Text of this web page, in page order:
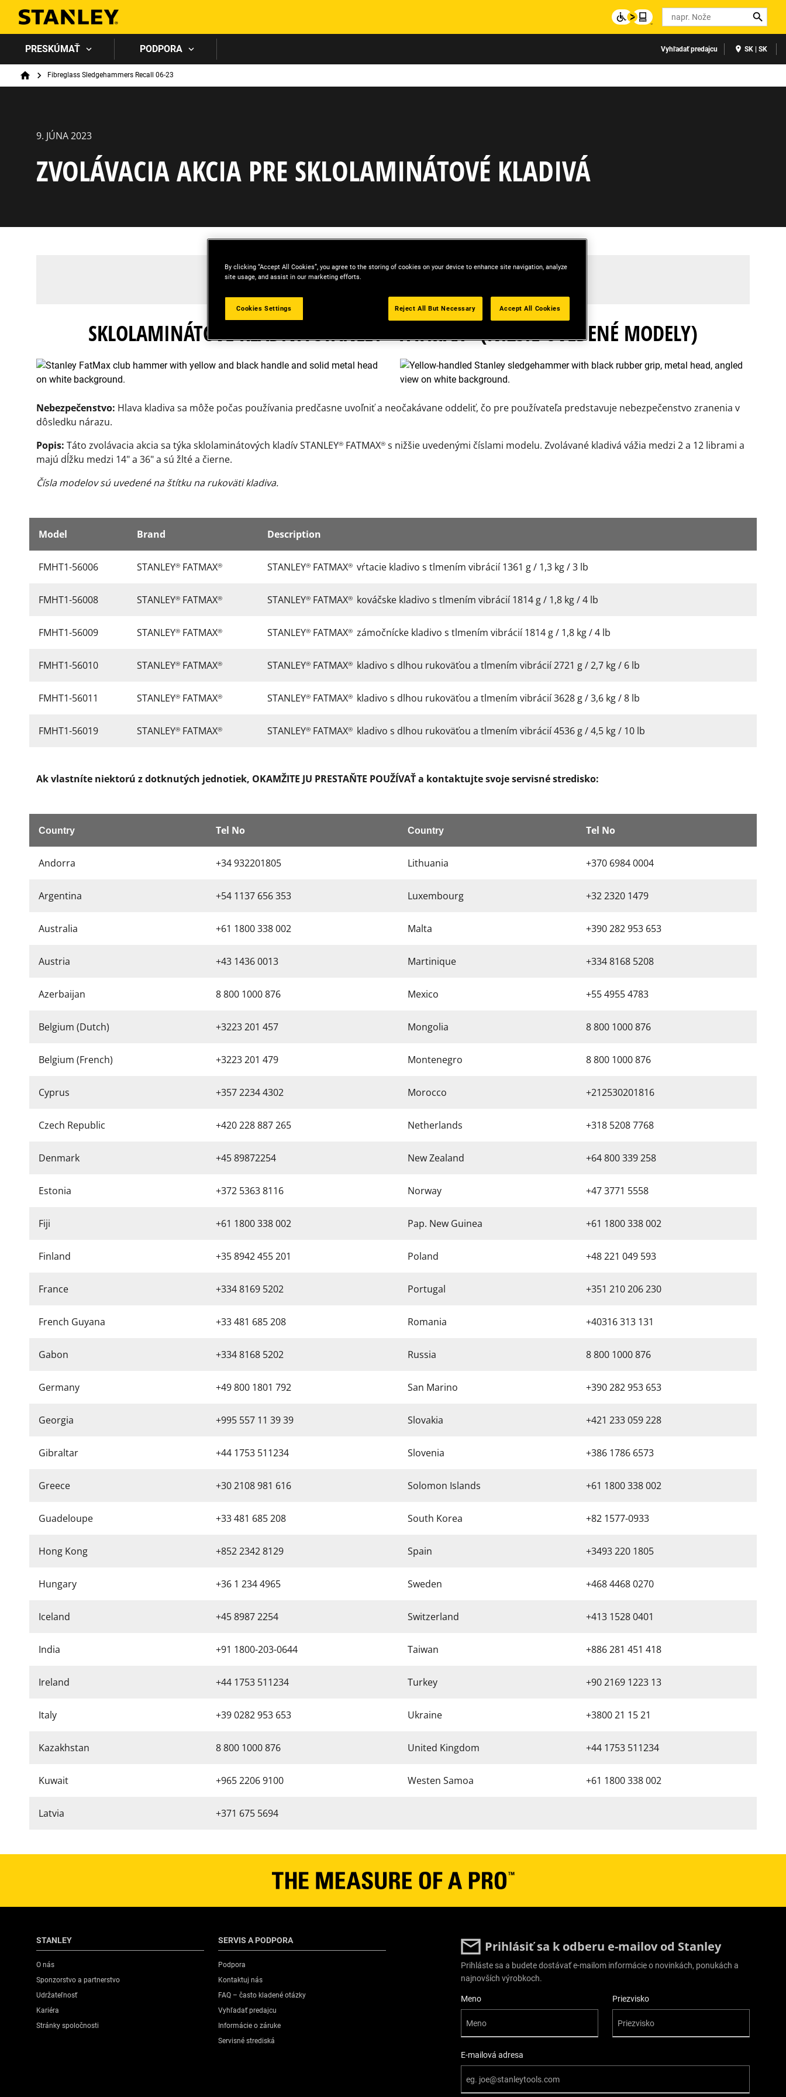
Search
PRESKÚMAŤ PODPORA Vyhľadať predajcu SK | SK
Breadcrumb
HomeFibreglass Sledgehammers Recall 06-23
9. JÚNA 2023
ZVOLÁVACIA AKCIA PRE SKLOLAMINÁTOVÉ KLADIVÁ
OZNÁMENIE O ZVOLÁVACEJ AKCII
SKLOLAMINÁTOVÉ KLADIVÁ STANLEY FATMAX (NIŽŠIE UVEDENÉ MODELY)
Nebezpečenstvo: Hlava kladiva sa môže počas používania predčasne uvoľniť a neočakávane oddeliť, čo pre používateľa predstavuje nebezpečenstvo zranenia v
dôsledku nárazu.
Popis: Táto zvolávacia akcia sa týka sklolaminátových kladív STANLEY® FATMAX® s nižšie uvedenými číslami modelu. Zvolávané kladivá vážia medzi 2 a 12 librami a
majú dĺžku medzi 14" a 36" a sú žlté a čierne.
Čísla modelov sú uvedené na štítku na rukoväti kladiva.
Model Brand Description
FMHT1-56006 STANLEY® FATMAX® STANLEY® FATMAX® vŕtacie kladivo s tlmením vibrácií 1361 g / 1,3 kg / 3 lb
FMHT1-56008 STANLEY® FATMAX® STANLEY® FATMAX® kováčske kladivo s tlmením vibrácií 1814 g / 1,8 kg / 4 lb
FMHT1-56009 STANLEY® FATMAX® STANLEY® FATMAX® zámočnícke kladivo s tlmením vibrácií 1814 g / 1,8 kg / 4 lb
FMHT1-56010 STANLEY® FATMAX® STANLEY® FATMAX® kladivo s dlhou rukoväťou a tlmením vibrácií 2721 g / 2,7 kg / 6 lb
FMHT1-56011 STANLEY® FATMAX® STANLEY® FATMAX® kladivo s dlhou rukoväťou a tlmením vibrácií 3628 g / 3,6 kg / 8 lb
FMHT1-56019 STANLEY® FATMAX® STANLEY® FATMAX® kladivo s dlhou rukoväťou a tlmením vibrácií 4536 g / 4,5 kg / 10 lb
Ak vlastníte niektorú z dotknutých jednotiek, OKAMŽITE JU PRESTAŇTE POUŽÍVAŤ a kontaktujte svoje servisné stredisko:
Country Tel No Country Tel No
Andorra +34 932201805 Lithuania +370 6984 0004
Argentina +54 1137 656 353 Luxembourg +32 2320 1479
Australia +61 1800 338 002 Malta +390 282 953 653
Austria +43 1436 0013 Martinique +334 8168 5208
Azerbaijan 8 800 1000 876 Mexico +55 4955 4783
Belgium (Dutch) +3223 201 457 Mongolia 8 800 1000 876
Belgium (French) +3223 201 479 Montenegro 8 800 1000 876
Cyprus +357 2234 4302 Morocco +212530201816
Czech Republic +420 228 887 265 Netherlands +318 5208 7768
Denmark +45 89872254 New Zealand +64 800 339 258
Estonia +372 5363 8116 Norway +47 3771 5558
Fiji +61 1800 338 002 Pap. New Guinea +61 1800 338 002
Finland +35 8942 455 201 Poland +48 221 049 593
France +334 8169 5202 Portugal +351 210 206 230
French Guyana +33 481 685 208 Romania +40316 313 131
Gabon +334 8168 5202 Russia 8 800 1000 876
Germany +49 800 1801 792 San Marino +390 282 953 653
Georgia +995 557 11 39 39 Slovakia +421 233 059 228
Gibraltar +44 1753 511234 Slovenia +386 1786 6573
Greece +30 2108 981 616 Solomon Islands +61 1800 338 002
Guadeloupe +33 481 685 208 South Korea +82 1577-0933
Hong Kong +852 2342 8129 Spain +3493 220 1805
Hungary +36 1 234 4965 Sweden +468 4468 0270
Iceland +45 8987 2254 Switzerland +413 1528 0401
India +91 1800-203-0644 Taiwan +886 281 451 418
Ireland +44 1753 511234 Turkey +90 2169 1223 13
Italy +39 0282 953 653 Ukraine +3800 21 15 21
Kazakhstan 8 800 1000 876 United Kingdom +44 1753 511234
Kuwait +965 2206 9100 Westen Samoa +61 1800 338 002
Latvia +371 675 5694
STANLEY
O nás
Sponzorstvo a partnerstvo
Udržateľnosť
Kariéra
Stránky spoločnosti
SERVIS A PODPORA
Podpora
Kontaktuj nás
FAQ – často kladené otázky
Vyhľadať predajcu
Informácie o záruke
Servisné strediská
Prihlásiť sa k odberu e-mailov od Stanley
Prihláste sa a budete dostávať e-mailom informácie o novinkách, ponukách a
najnovších výrobkoch.
User Details
Meno Priezvisko
E-mailová adresa
By clicking “Accept All Cookies”, you agree to the storing of cookies on your device to enhance site navigation, analyze
site usage, and assist in our marketing efforts.
Cookies Settings Reject All But Necessary Accept All Cookies